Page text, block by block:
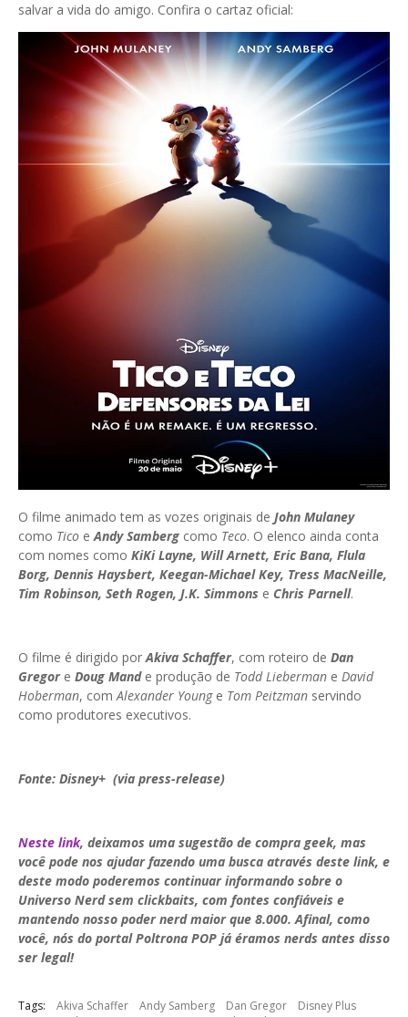
salvar a vida do amigo. Confira o cartaz oficial:
O filme animado tem as vozes originais de John Mulaney
como Tico eAndy Samberg como Teco. O elenco ainda conta
com nomes como KiKi Layne, Will Arnett, Eric Bana, Flula
Borg, Dennis Haysbert, Keegan-Michael Key, Tress MacNeille,
Tim Robinson, Seth Rogen, J.K. Simmons e Chris Parnell.
O filme é dirigido porAkiva Schaffer, com roteiro de Dan
Gregore Doug Mande produção de Todd Lieberman e David
Hoberman, com Alexander Younge Tom Peitzman servindo
como produtores executivos.
Fonte: Disney+ (via press-release)
Neste link, deixamos uma sugestão de compra geek, mas
você pode nos ajudar fazendo uma busca através deste link, e
deste modo poderemos continuar informando sobre o
Universo Nerd sem clickbaits, com fontes confiáveis e
mantendo nosso poder nerd maior que 8.000. Afinal, como
você, nós do portal Poltrona POP já éramos nerds antes disso
ser legal!
Tags: Akiva Schaffer Andy Samberg Dan Gregor
Disney Plus